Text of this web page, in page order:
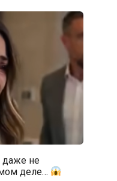
даже не
деле…